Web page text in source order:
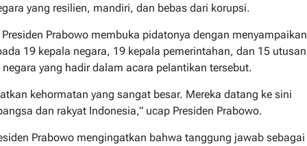
yang resilien, mandiri, dan bebas dari korupsi.
Prabowo membuka pidatonya dengan menyampaikan
19 kepala negara, 19 kepala pemerintahan, dan 15 utusan
yang hadir dalam acara pelantikan tersebut.
kehormatan yang sangat besar. Mereka datang ke sini
dan rakyat Indonesia,” ucap Presiden Prabowo.
Prabowo mengingatkan bahwa tanggung jawab sebagai